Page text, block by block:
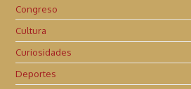
Congreso
Cultura
Curiosidades
Deportes